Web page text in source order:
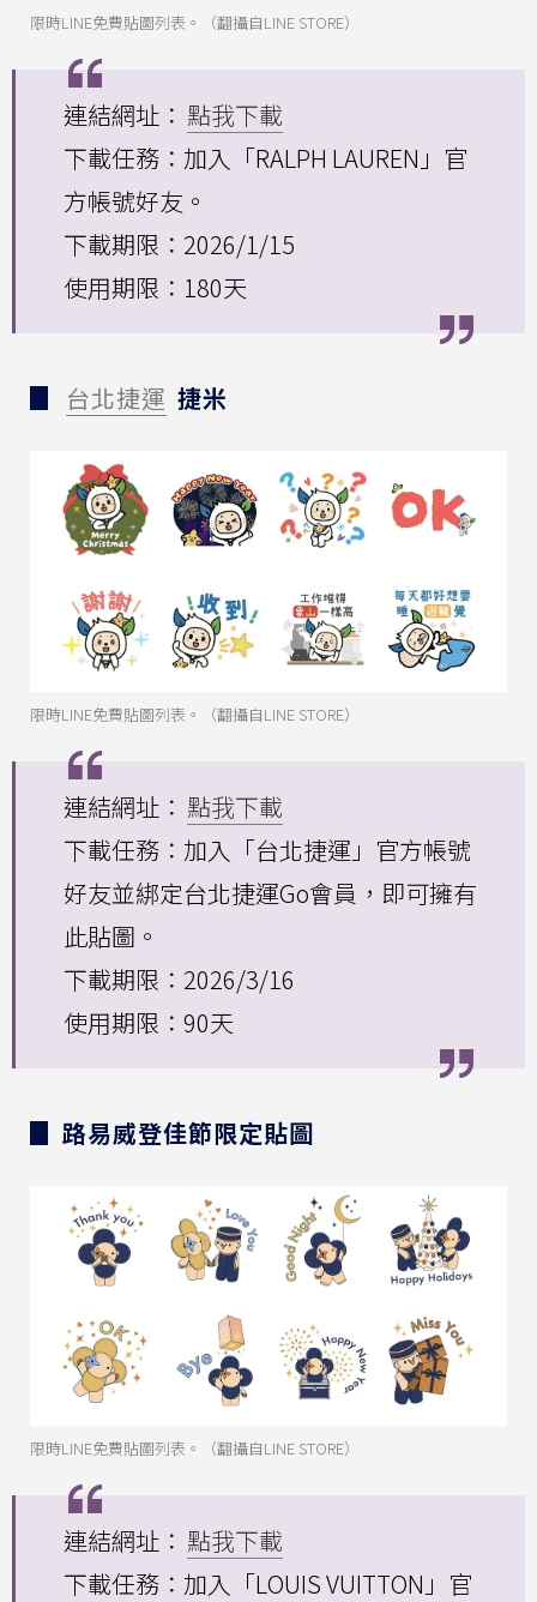
限時LINE免費貼圖列表。（翻攝自LINE STORE）
連結網址： 點我下載
下載任務：加入「RALPH LAUREN」官
方帳號好友。
下載期限：2026/1/15
使用期限：180天
▊ 台北捷運 捷米
限時LINE免費貼圖列表。（翻攝自LINE STORE）
連結網址： 點我下載
下載任務：加入「台北捷運」官方帳號
好友並綁定台北捷運Go會員，即可擁有
此貼圖。
下載期限：2026/3/16
使用期限：90天
▊ 路易威登佳節限定貼圖
限時LINE免費貼圖列表。（翻攝自LINE STORE）
連結網址： 點我下載
下載任務：加入「LOUIS VUITTON」官